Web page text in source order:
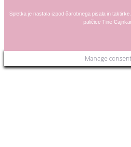
Spletka je nastala izpod čarobnega pisala in taktirke
paličice Tine Cajnkar
Manage consent